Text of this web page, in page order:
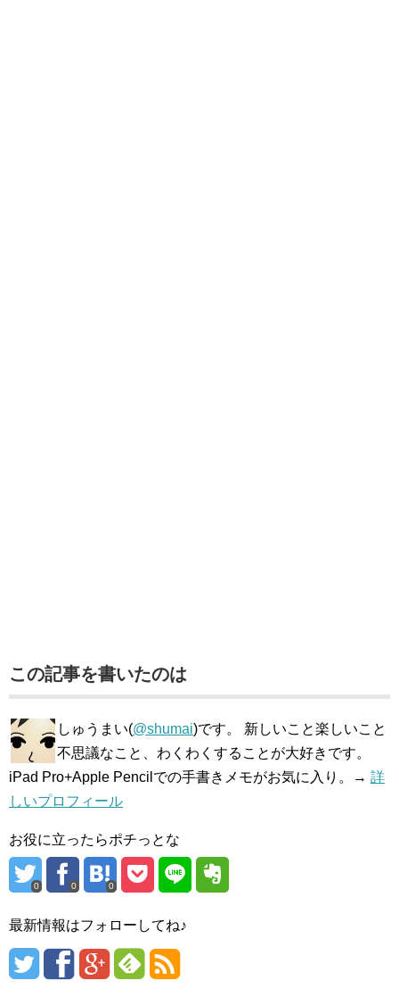
この記事を書いたのは
しゅうまい(@shumai)です。 新しいこと楽しいこと
不思議なこと、わくわくすることが大好きです。
iPad Pro+Apple Pencilでの手書きメモがお気に入り。→ 詳
しいプロフィール
お役に立ったらポチっとな
0 0 0
最新情報はフォローしてね♪